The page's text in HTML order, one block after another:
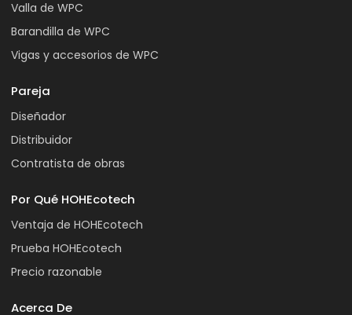
Valla de WPC
Barandilla de WPC
Vigas y accesorios de WPC
Pareja
Diseñador
Distribuidor
Contratista de obras
Por Qué HOHEcotech
Ventaja de HOHEcotech
Prueba HOHEcotech
Precio razonable
Acerca De